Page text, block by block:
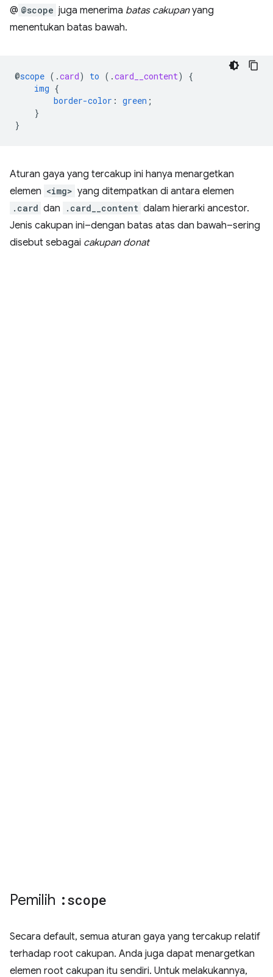
@ @scope juga menerima batas cakupanyang
menentukan batas bawah.
@scope ( .card) to ( .card__content)
{
img {
border-color : green ;
}
}
Aturan gaya yang tercakup ini hanya menargetkan
elemen <img> yang ditempatkan di antara elemen
.card dan .card__content dalam hierarki ancestor.
Jenis cakupan ini–dengan batas atas dan bawah–sering
disebut sebagai cakupan donat
Pemilih :scope
Secara default, semua aturan gaya yang tercakup relatif
terhadap root cakupan. Anda juga dapat menargetkan
elemen root cakupan itu sendiri. Untuk melakukannya,